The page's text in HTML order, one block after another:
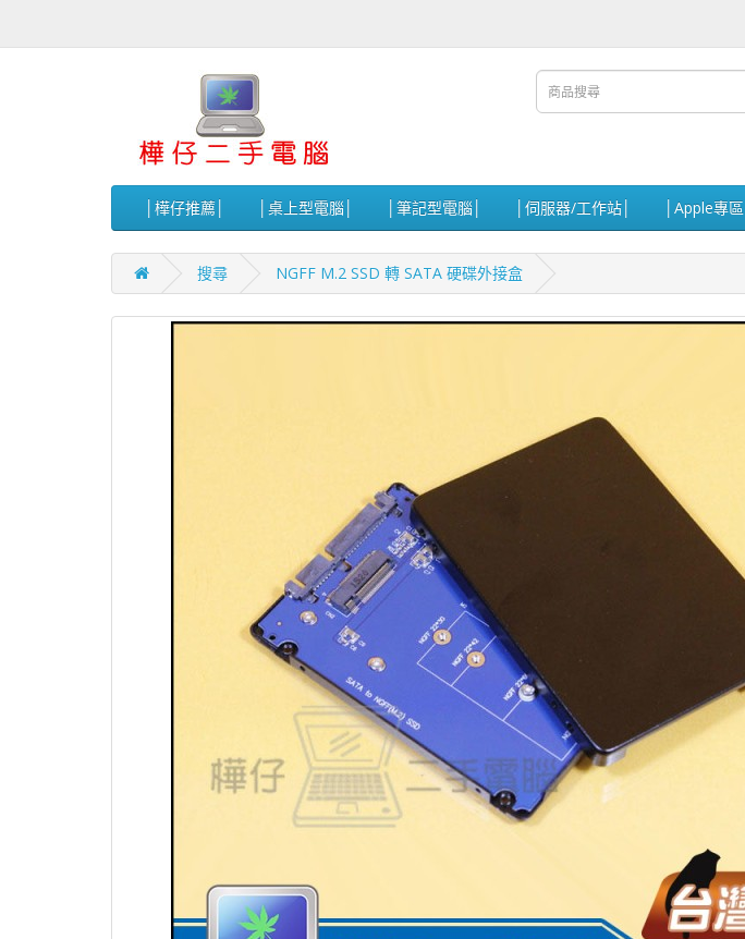
│樺仔推薦│ │桌上型電腦│ │筆記型電腦│ │伺服器/工作站│ │Apple專區│
搜尋 NGFF M.2 SSD 轉 SATA 硬碟外接盒